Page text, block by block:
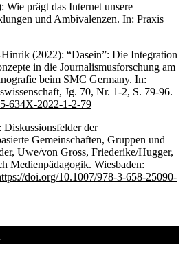
prägt das Internet unsere
und Ambivalenzen. In: Praxis
(2022): “Dasein”: Die Integration
in die Journalismusforschung am
beim SMC Germany. In:
Jg. 70, Nr. 1-2, S. 79-96.
634X-2022-1-2-79
der
Gemeinschaften, Gruppen und
Uwe/von Gross, Friederike/Hugger,
Medienpädagogik. Wiesbaden:
doi.org/10.1007/978-3-658-25090-